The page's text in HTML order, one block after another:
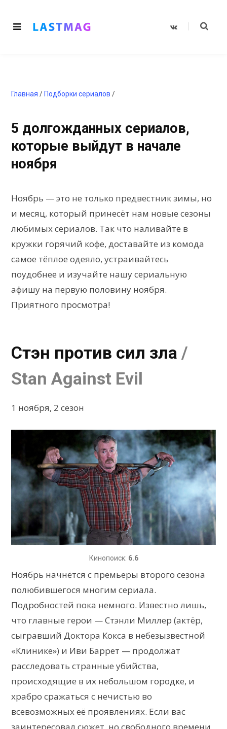
V
Главная / Подборки сериалов /
5 долгожданных сериалов,
которые выйдут в начале
ноября
Ноябрь — это не только предвестник зимы, но
и месяц, который принесёт нам новые сезоны
любимых сериалов. Так что наливайте в
кружки горячий кофе, доставайте из комода
самое тёплое одеяло, устраивайтесь
поудобнее и изучайте нашу сериальную
афишу на первую половину ноября.
Приятного просмотра!
Стэн против сил зла /
Stan Against Evil
1 ноября, 2 сезон
Кинопоиск: 6.6
Ноябрь начнётся с премьеры второго сезона
полюбившегося многим сериала.
Подробностей пока немного. Известно лишь,
что главные герои — Стэнли Миллер (актёр,
сыгравший Доктора Кокса в небезызвестной
«Клинике») и Иви Баррет — продолжат
расследовать странные убийства,
происходящие в их небольшом городке, и
храбро сражаться с нечистью во
всевозможных её проявлениях. Если вас
заинтересовал сюжет, но свободного времени